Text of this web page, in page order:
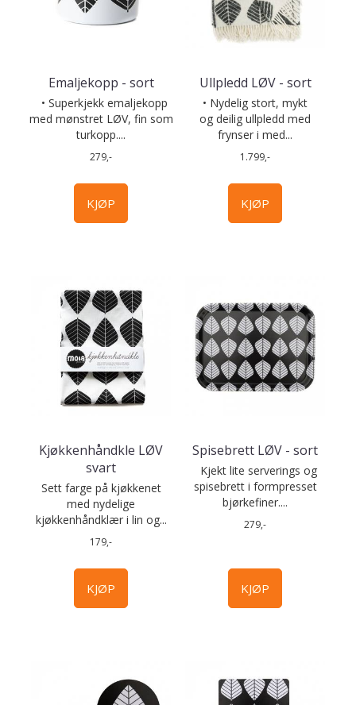
Emaljekopp - sort
• Superkjekk emaljekopp
med mønstret LØV, fin som
turkopp....
279,-
KJØP
Ullpledd LØV - sort
• Nydelig stort, mykt
og deilig ullpledd med
frynser i med...
1.799,-
KJØP
Kjøkkenhåndkle LØV
svart
Sett farge på kjøkkenet
med nydelige
kjøkkenhåndklær i lin og...
179,-
KJØP
Spisebrett LØV - sort
Kjekt lite serverings og
spisebrett i formpresset
bjørkefiner....
279,-
KJØP